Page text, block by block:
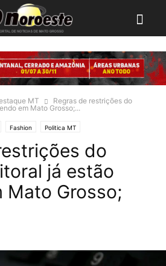
MT
Regras de restrições do
em Mato Grosso;...
Fashion Politica MT
do
já estão
Mato Grosso;